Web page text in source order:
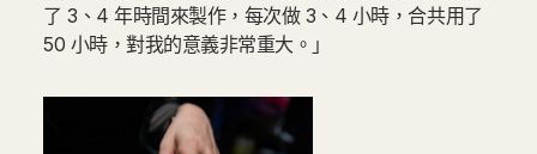
了 3、4 年時間來製作，每次做 3、4 小時，合共用了
50 小時，對我的意義非常重大。」